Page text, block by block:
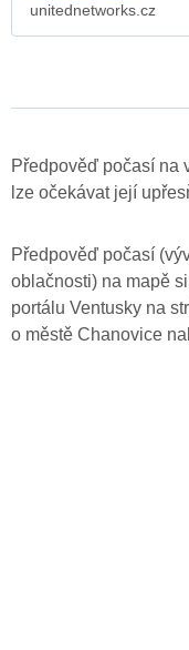
unitednetworks.cz
Předpověď počasí na
lze očekávat její
Předpověď počasí
oblačnosti) na mapě
portálu Ventusky na
o městě Chanovice